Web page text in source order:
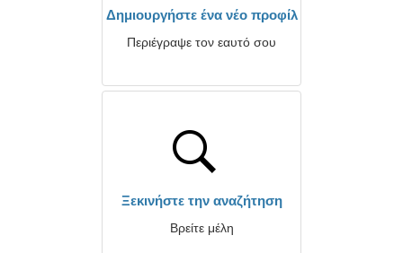
Δημιουργήστε ένα νέο προφίλ
Περιέγραψε τον εαυτό σου
Ξεκινήστε την αναζήτηση
Βρείτε μέλη